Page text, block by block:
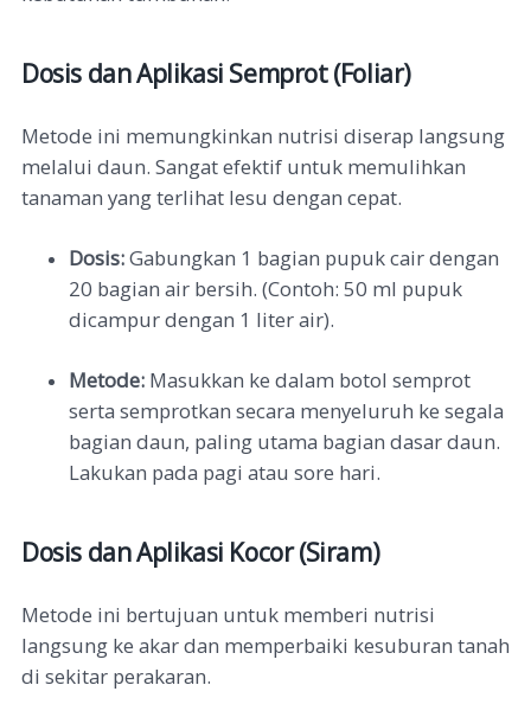
Dosis dan Aplikasi Semprot (Foliar)
Metode ini memungkinkan nutrisi diserap langsung
melalui daun. Sangat efektif untuk memulihkan
tanaman yang terlihat lesu dengan cepat.
Dosis:Gabungkan 1 bagian pupuk cair dengan
20 bagian air bersih. (Contoh: 50 ml pupuk
dicampur dengan 1 liter air).
Metode: Masukkan ke dalam botol semprot
serta semprotkan secara menyeluruh ke segala
bagian daun, paling utama bagian dasar daun.
Lakukan pada pagi atau sore hari.
Dosis dan Aplikasi Kocor (Siram)
Metode ini bertujuan untuk memberi nutrisi
langsung ke akar dan memperbaiki kesuburan tanah
di sekitar perakaran.